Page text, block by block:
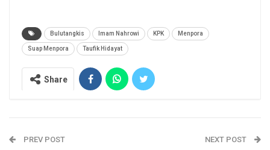
Bulutangkis Imam Nahrowi KPK Menpora
Suap Menpora Taufik Hidayat
Share
PREV POST NEXT POST